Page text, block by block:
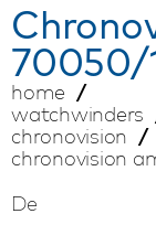
70050/
home
watchwinders
chronovision
chronovision
De